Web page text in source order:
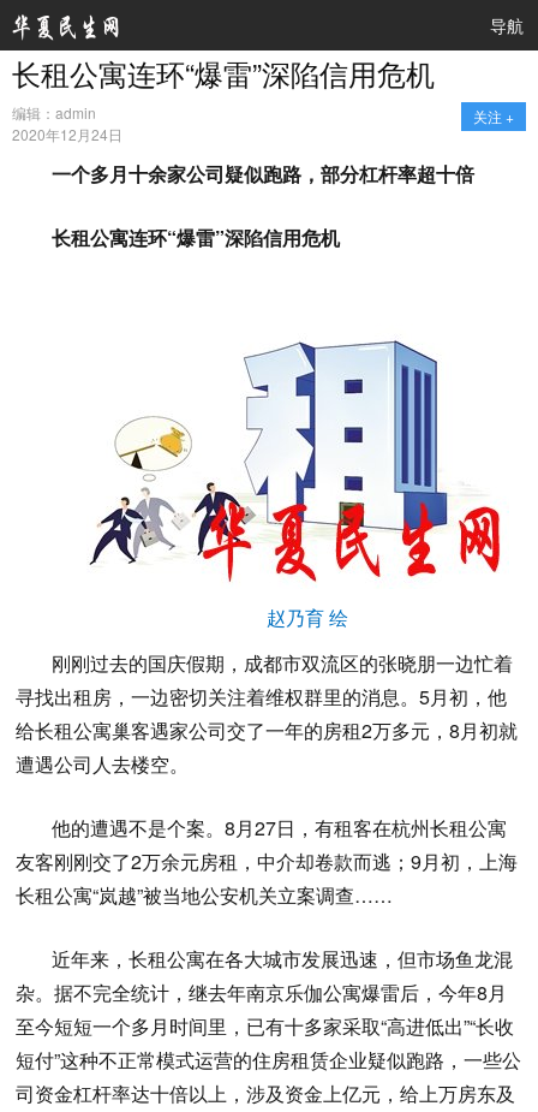
导航
长租公寓连环“爆雷”深陷信用危机
编辑：admin
2020年12月24日
关注 +
一个多月十余家公司疑似跑路，部分杠杆率超十倍
长租公寓连环“爆雷”深陷信用危机
赵乃育 绘
刚刚过去的国庆假期，成都市双流区的张晓朋一边忙着
寻找出租房，一边密切关注着维权群里的消息。5月初，他
给长租公寓巢客遇家公司交了一年的房租2万多元，8月初就
遭遇公司人去楼空。
他的遭遇不是个案。8月27日，有租客在杭州长租公寓
友客刚刚交了2万余元房租，中介却卷款而逃；9月初，上海
长租公寓“岚越”被当地公安机关立案调查……
近年来，长租公寓在各大城市发展迅速，但市场鱼龙混
杂。据不完全统计，继去年南京乐伽公寓爆雷后，今年8月
至今短短一个多月时间里，已有十多家采取“高进低出”“长收
短付”这种不正常模式运营的住房租赁企业疑似跑路，一些公
司资金杠杆率达十倍以上，涉及资金上亿元，给上万房东及